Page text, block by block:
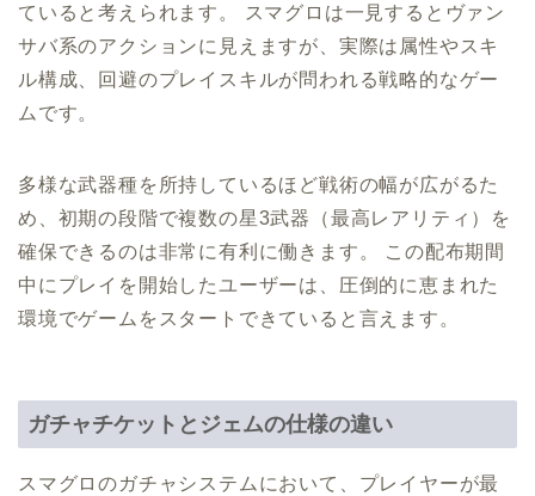
ていると考えられます。 スマグロは一見するとヴァン
サバ系のアクションに見えますが、実際は属性やスキ
ル構成、回避のプレイスキルが問われる戦略的なゲー
ムです。
多様な武器種を所持しているほど戦術の幅が広がるた
め、初期の段階で複数の星3武器（最高レアリティ）を
確保できるのは非常に有利に働きます。 この配布期間
中にプレイを開始したユーザーは、圧倒的に恵まれた
環境でゲームをスタートできていると言えます。
ガチャチケットとジェムの仕様の違い
スマグロのガチャシステムにおいて、プレイヤーが最